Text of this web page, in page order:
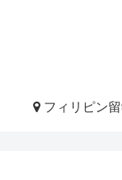
フィリピン